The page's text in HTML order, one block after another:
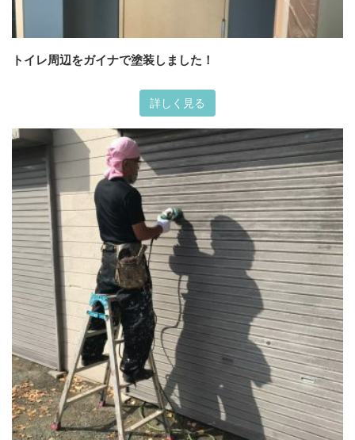
トイレ周辺をガイナで塗装しました！
詳しく見る